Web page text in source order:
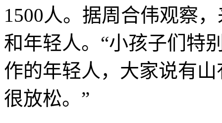
1500人。据周合伟观察
和年轻人。“小孩子们特
作的年轻人，大家说有
很放松。”